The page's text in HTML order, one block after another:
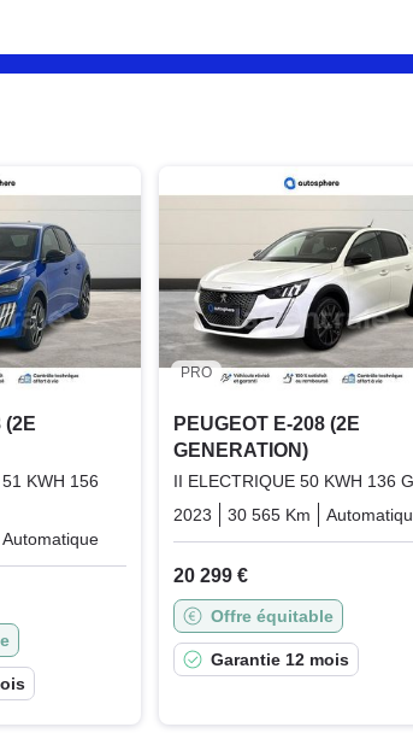
(2E
KWH 156
Automatique
PRO
PEUGEOT E-208 (2E
GENERATION)
II ELECTRIQUE 50 KWH 136
2023
30 565 Km
20 299 €
Offre équitable
Garantie 12 mois